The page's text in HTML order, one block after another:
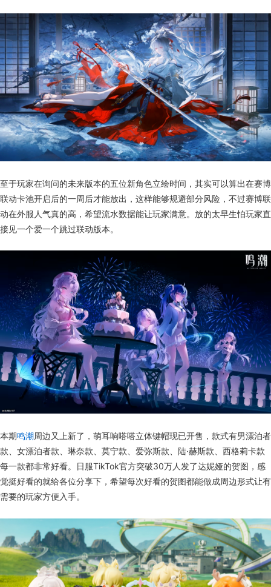
至于玩家在询问的未来版本的五位新角色立绘时间，其实可以算出在赛博
联动卡池开启后的一周后才能放出，这样能够规避部分风险，不过赛博联
动在外服人气真的高，希望流水数据能让玩家满意。放的太早生怕玩家直
接见一个爱一个跳过联动版本。
本期鸣潮周边又上新了，萌耳响嗒嗒立体键帽现已开售，款式有男漂泊者
款、女漂泊者款、琳奈款、莫宁款、爱弥斯款、陆·赫斯款、西格莉卡款
每一款都非常好看。日服TikTok官方突破30万人发了达妮娅的贺图，感
觉挺好看的就给各位分享下，希望每次好看的贺图都能做成周边形式让有
需要的玩家方便入手。